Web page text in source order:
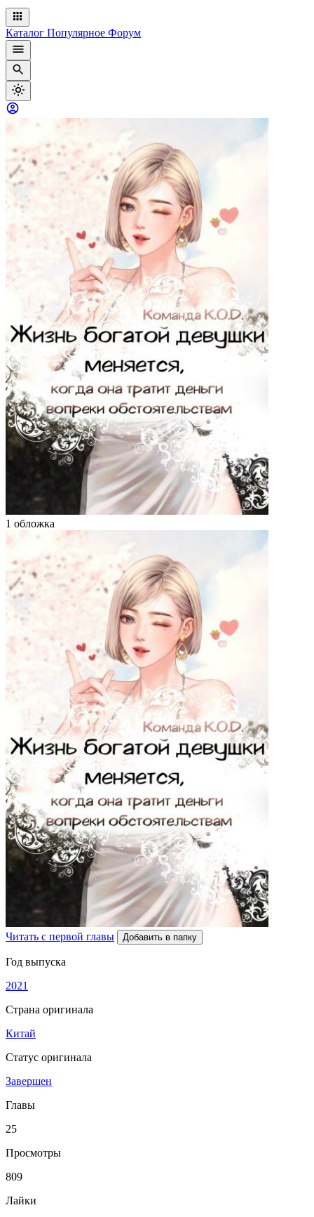
Каталог Популярное Форум
1 обложка
Читать с первой главы Добавить в папку
Год выпуска
2021
Страна оригинала
Китай
Статус оригинала
Завершен
Главы
25
Просмотры
809
Лайки